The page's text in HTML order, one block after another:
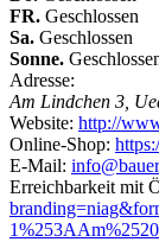
FR. Geschlossen
Sa. Geschlossen
Sonne.
Adresse:
Am Lindchen 3,
Website: http://
Online-Shop:
E-Mail:
Erreichbarkeit mit